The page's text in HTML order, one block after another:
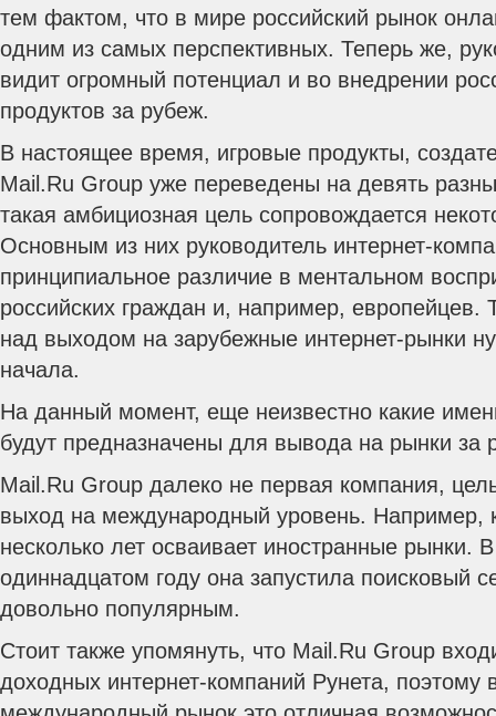
тем фактом, что в мире российский рынок
одним из самых перспективных. Теперь же,
видит огромный потенциал и во внедрении
продуктов за рубеж.
В настоящее время, игровые продукты,
Mail.Ru Group уже переведены на девять
такая амбициозная цель сопровождается
Основным из них руководитель интернет-
принципиальное различие в ментальном
российских граждан и, например, европейцев.
над выходом на зарубежные интернет-рынки
начала.
На данный момент, еще неизвестно какие
будут предназначены для вывода на рынки за
Mail.Ru Group далеко не первая компания,
выход на международный уровень. Например,
несколько лет осваивает иностранные рынки.
одиннадцатом году она запустила поисковый
довольно популярным.
Стоит также упомянуть, что Mail.Ru Group
доходных интернет-компаний Рунета, поэтому